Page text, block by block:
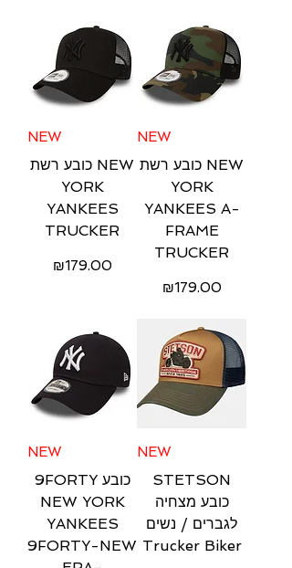
NEW
כובע רשת NEW
YORK
YANKEES
TRUCKER
Price
₪179.00
NEW
כובע רשת NEW
YORK
YANKEES A-
FRAME
TRUCKER
Price
₪179.00
NEW
9FORTY כובע
NEW YORK
YANKEES
9FORTY-NEW
NEW
STETSON‎
כובע מצחיה
לגברים / נשים
Trucker Biker